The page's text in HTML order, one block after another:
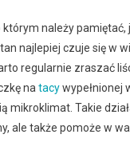
należy pamiętać,
najlepiej czuje się w
regularnie zraszać
natacywypełnionej
mikroklimat. Takie
ale także pomoże w